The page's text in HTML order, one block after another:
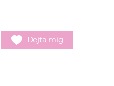
Dejta mig